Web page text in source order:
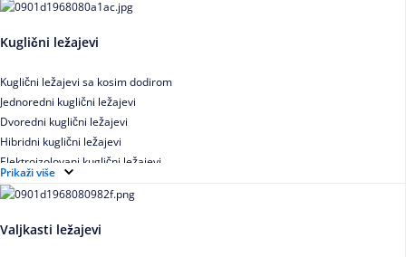
Kuglični ležajevi
Kuglični ležajevi sa kosim dodirom
Jednoredni kuglični ležajevi
Dvoredni kuglični ležajevi
Hibridni kuglični ležajevi
Elektroizolovani kuglični ležajevi
Samopodesivi kuglični ležajevi
Aksijalni kuglični ležajevi
Kuglični ležajevi od nerđajućeg čelika
Prikaži više
Valjkasti ležajevi